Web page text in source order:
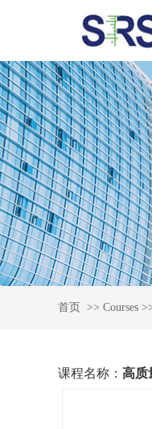
首页 >> Courses
课程名称： 高质